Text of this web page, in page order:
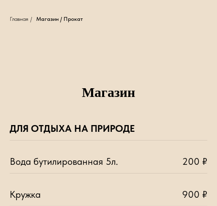
Главная / Магазин / Прокат
Магазин
ДЛЯ ОТДЫХА НА ПРИРОДЕ
Вода бутилированная 5л. 200 ₽
Кружка 900 ₽